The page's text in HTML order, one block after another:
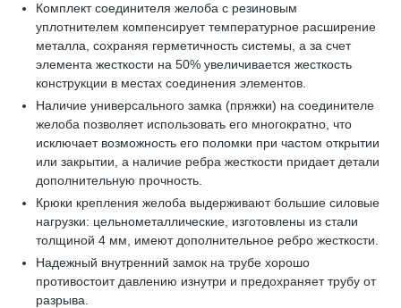
Комплект соединителя желоба с резиновым
уплотнителем компенсирует температурное расширение
металла, сохраняя герметичность системы, а за счет
элемента жесткости на 50% увеличивается жесткость
конструкции в местах соединения элементов.
Наличие универсального замка (пряжки) на соединителе
желоба позволяет использовать его многократно, что
исключает возможность его поломки при частом открытии
или закрытии, а наличие ребра жесткости придает детали
дополнительную прочность.
Крюки крепления желоба выдерживают большие силовые
нагрузки: цельнометаллические, изготовлены из стали
толщиной 4 мм, имеют дополнительное ребро жесткости.
Надежный внутренний замок на трубе хорошо
противостоит давлению изнутри и предохраняет трубу от
разрыва.